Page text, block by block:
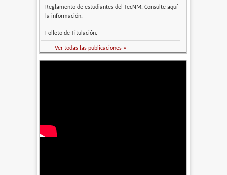
Reglamento de estudiantes del TecNM. Consulte aquí
la información.
Folleto de Titulación.
– Ver todas las publicaciones »